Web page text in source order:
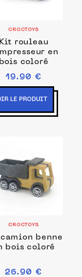
CROCTOYS
Kit rouleau
en
bois coloré
19.90 €
LE PRODUIT
CROCTOYS
benne
bois coloré
26.90 €